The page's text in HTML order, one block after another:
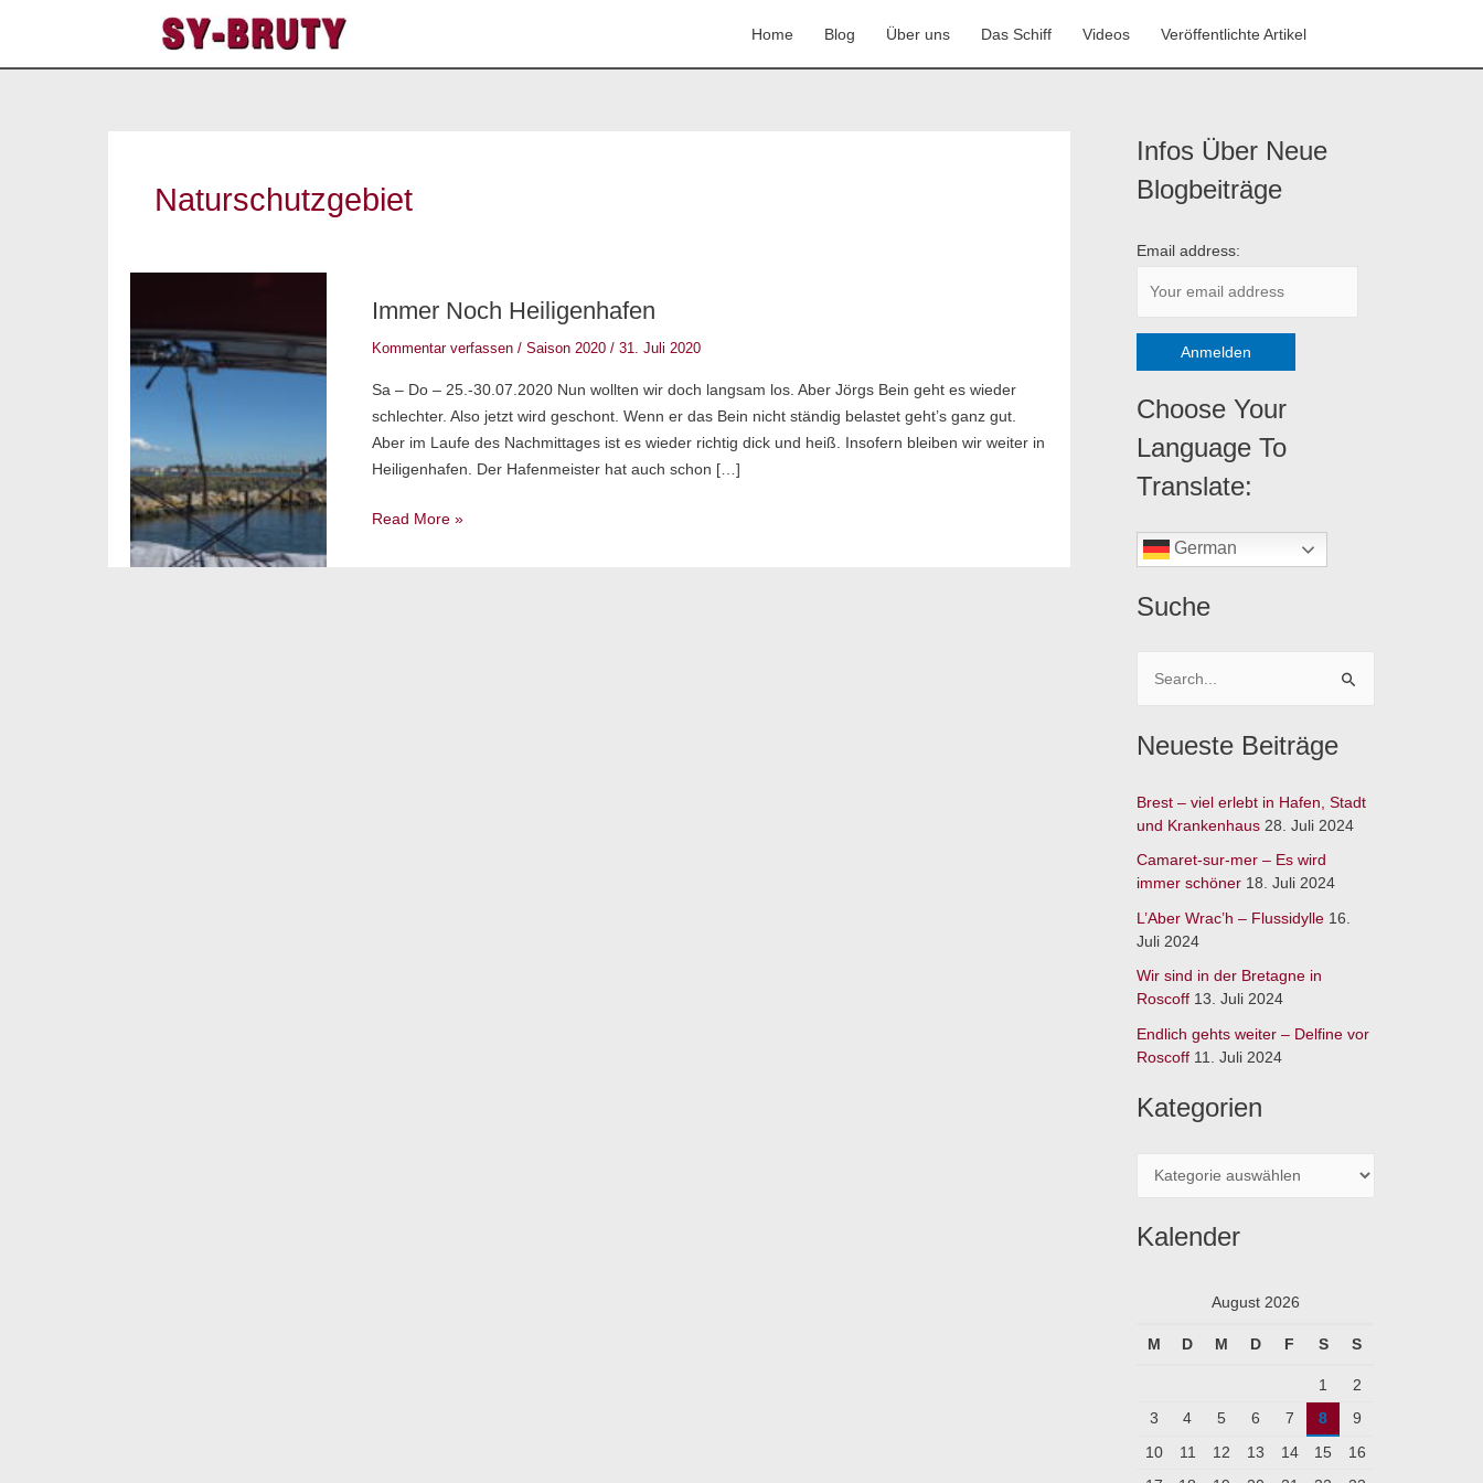
springen
Home Blog Über uns Das Schiff Videos Veröffentlichte Artikel
Naturschutzgebiet
Immer Noch Heiligenhafen
Kommentar verfassen /Saison 2020 /31. Juli 2020
Sa – Do – 25.-30.07.2020 Nun wollten wir doch langsam los. Aber Jörgs Bein geht es wieder
schlechter. Also jetzt wird geschont. Wenn er das Bein nicht ständig belastet geht’s ganz gut.
Aber im Laufe des Nachmittages ist es wieder richtig dick und heiß. Insofern bleiben wir weiter in
Heiligenhafen. Der Hafenmeister hat auch schon […]
noch
Read More »
Infos Über Neue
Blogbeiträge
Email address:
Choose Your
Language To
Translate:
German
Suche
c
e
n
c
:
Neueste Beiträge
Brest – viel erlebt in Hafen, Stadt
und Krankenhaus 28. Juli 2024
Camaret-sur-mer – Es wird
immer schöner 18. Juli 2024
L’Aber Wrac’h – Flussidylle 16.
Juli 2024
Wir sind in der Bretagne in
Roscoff 13. Juli 2024
Endlich gehts weiter – Delfine vor
Roscoff 11. Juli 2024
Kategorien
K
a
r
n
Kalender
August 2026
M D M D F S S
1
2
3
4 5 6 7 8
9
10
11 12 13 14 15
16